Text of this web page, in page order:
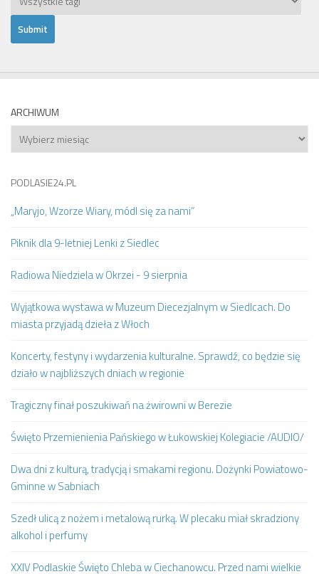
ARCHIWUM
Archiwum
PODLASIE24.PL
„Maryjo, Wzorze Wiary, módl się za nami”
Piknik dla 9-letniej Lenki z Siedlec
Radiowa Niedziela w Okrzei - 9 sierpnia
Wyjątkowa wystawa w Muzeum Diecezjalnym w Siedlcach. Do
miasta przyjadą dzieła z Włoch
Koncerty, festyny i wydarzenia kulturalne. Sprawdź, co będzie się
działo w najbliższych dniach w regionie
Tragiczny finał poszukiwań na żwirowni w Berezie
Święto Przemienienia Pańskiego w Łukowskiej Kolegiacie /AUDIO/
Dwa dni z kulturą, tradycją i smakami regionu. Dożynki Powiatowo-
Gminne w Sabniach
Szedł ulicą z nożem i metalową rurką. W plecaku miał skradziony
alkohol i perfumy
XXIV Podlaskie Święto Chleba w Ciechanowcu. Przed nami wielkie